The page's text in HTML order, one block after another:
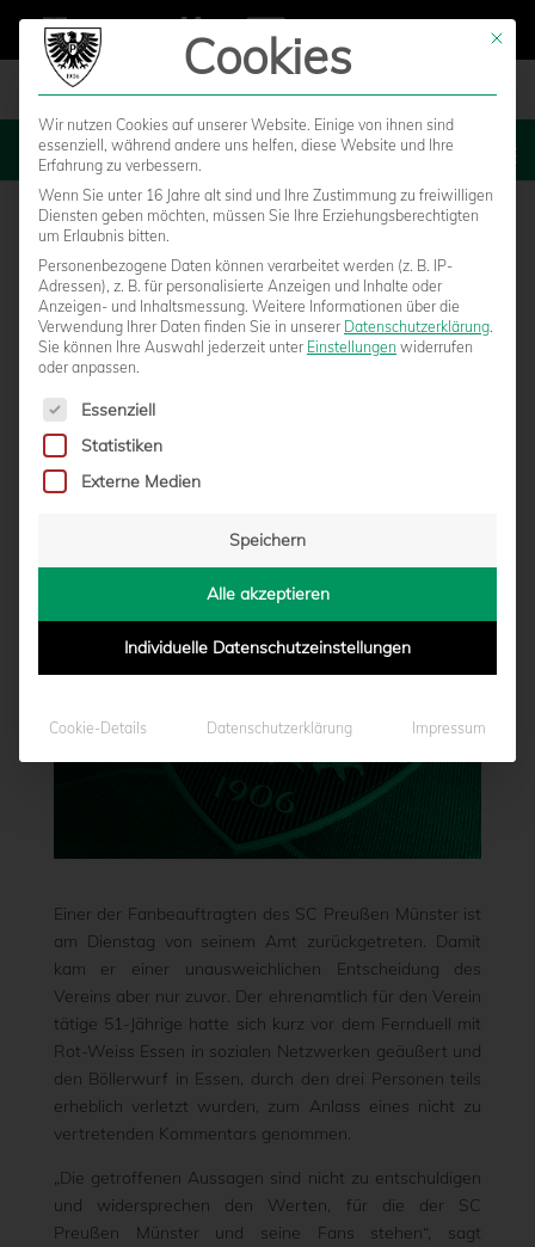
MENU
ZUSAMMENARBEIT MIT
vonMarcel Weskamp|10.05.2022 - 16:17
Einer der Fanbeauftragten des SC Preußen Münster ist
am Dienstag von seinem Amt zurückgetreten. Damit
kam er einer unausweichlichen Entscheidung des
Vereins aber nur zuvor. Der ehrenamtlich für den Verein
tätige 51-Jährige hatte sich kurz vor dem Fernduell mit
Rot-Weiss Essen in sozialen Netzwerken geäußert und
den Böllerwurf in Essen, durch den drei Personen teils
erheblich verletzt wurden, zum Anlass eines nicht zu
vertretenden Kommentars genommen.
„Die getroffenen Aussagen sind nicht zu entschuldigen
und widersprechen den Werten, für die der SC
Preußen Münster und seine Fans stehen“, sagt
Mit
Cookies
Wir nutzen Cookies auf unserer Website. Einige von ihnen sind
essenziell, während andere uns helfen, diese Website und Ihre
Erfahrung zu verbessern.
Wenn Sie unter 16 Jahre alt sind und Ihre Zustimmung zu freiwilligen
Diensten geben möchten, müssen Sie Ihre Erziehungsberechtigten
um Erlaubnis bitten.
Personenbezogene Daten können verarbeitet werden (z. B. IP-
Adressen), z. B. für personalisierte Anzeigen und Inhalte oder
Anzeigen- und Inhaltsmessung. Weitere Informationen über die
Verwendung Ihrer Daten finden Sie in unserer Datenschutzerklärung.
Sie können Ihre Auswahl jederzeit unter Einstellungen widerrufen
oder anpassen.
Es folgt eine Liste der Service-Gruppen, für die eine
Essenziell
Statistiken
Externe Medien
Speichern
Alle akzeptieren
Individuelle Datenschutzeinstellungen
Cookie-Details Datenschutzerklärung Impressum